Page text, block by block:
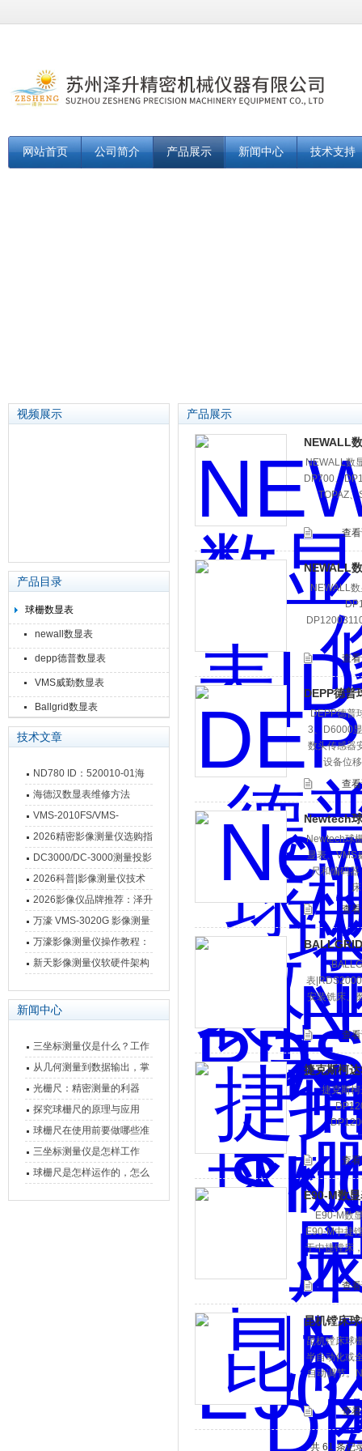
网站首页 公司简介 产品展示 新闻中心 技术支持
视频展示
产品目录
球栅数显表
newall数显表
depp德普数显表
VMS威勤数显表
Ballgrid数显表
技术文章
ND780 ID：520010-01海
德汉数显表故障维修内容
海德汉数显表维修方法
VMS-2010FS/VMS-
3020FS/VMS-4030FS手动
影像测量仪技术参数
2026精密影像测量仪选购指
南 靠谱品牌一站式选型推荐
DC3000/DC-3000测量投影
仪万濠数据处理器数显表故
障维修方法
2026科普|影像测量仪技术
原理、分类及选型应用
2026影像仪品牌推荐：泽升
影像测量仪选型指南
万濠 VMS-3020G 影像测量
仪技术规格与应用解析
万濠影像测量仪操作教程：
从开机到出报告，新手也能
新天影像测量仪软硬件架构
新闻中心
三坐标测量仪是什么？工作
原理、分类与核心功能一次
讲清
从几何测量到数据输出，掌
握万濠影像测量仪的六大核
心能力
光栅尺：精密测量的利器
探究球栅尺的原理与应用
球栅尺在使用前要做哪些准
备工作？
三坐标测量仪是怎样工作
的，功能有什么优势？
球栅尺是怎样运作的，怎么
产品展示
NEWALL
NEWALL数
DP700、
TOPAZ
查
NEWALL
NEWALL
查
DEPP德普
DEPP德普
3、D6000
数头传感器
设备位
查
Newtech
Newtech球
显表、VMS
尺和编码
查
表
安装铣床、
查
捷克斯柯
捷克斯
查
E90-M数
E90-M数
E90-M中捷
于中捷镗床
查
昆机镗床
昆机镗床球
半自动化或
自动调节。
查
共 61 条记